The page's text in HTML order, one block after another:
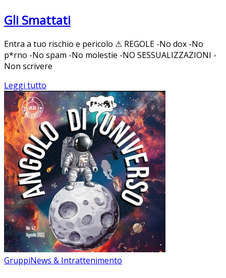
Gli Smattati
Entra a tuo rischio e pericolo ⚠ REGOLE -No dox -No
p*rno -No spam -No molestie -NO SESSUALIZZAZIONI -
Non scrivere
Leggi tutto
GruppiNews & Intrattenimento